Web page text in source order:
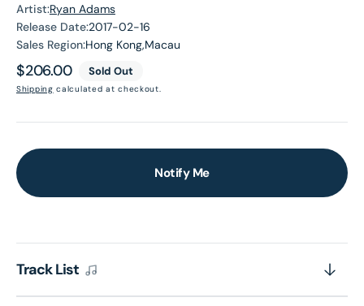
Artist:Ryan Adams
Release Date:2017-02-16
Sales Region:Hong Kong,Macau
Regular
price
$206.00 Sold Out
Shipping calculated at checkout.
Notify Me
Track List